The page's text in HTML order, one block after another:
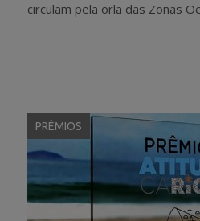
circulam pela orla das Zonas
PRÊMIOS